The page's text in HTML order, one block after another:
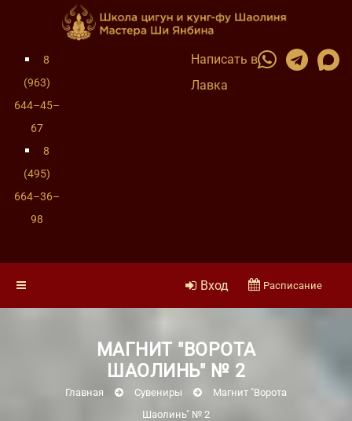
8
(963)
644–45–
67
8
(495)
664–36–
98
Написать в
Лавка
Вход Расписание
МАГНИТ "ВОРОТА
ШАОЛИНЬ" № 2
Главная Сувениры
Магнит "Ворота
Шаолинь" № 2